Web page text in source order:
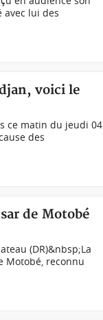
avec lui des
voici le
ce matin du jeudi 04
des
de Motobé
(DR)&nbsp;La
Motobé, reconnu